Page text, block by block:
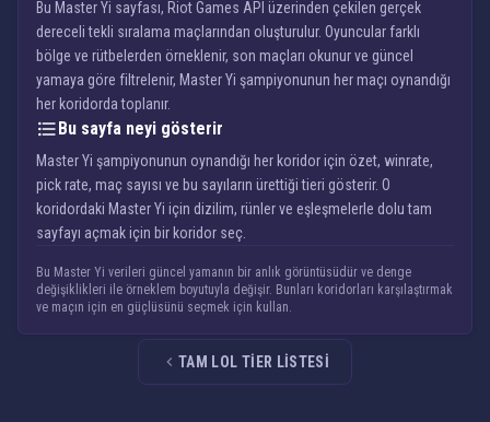
Bu Master Yi sayfası, Riot Games API üzerinden çekilen gerçek
dereceli tekli sıralama maçlarından oluşturulur. Oyuncular farklı
bölge ve rütbelerden örneklenir, son maçları okunur ve güncel
yamaya göre filtrelenir, Master Yi şampiyonunun her maçı oynandığı
her koridorda toplanır.
Bu sayfa neyi gösterir
Master Yi şampiyonunun oynandığı her koridor için özet, winrate,
pick rate, maç sayısı ve bu sayıların ürettiği tieri gösterir. O
koridordaki Master Yi için dizilim, rünler ve eşleşmelerle dolu tam
sayfayı açmak için bir koridor seç.
Bu Master Yi verileri güncel yamanın bir anlık görüntüsüdür ve denge
değişiklikleri ile örneklem boyutuyla değişir. Bunları koridorları karşılaştırmak
ve maçın için en güçlüsünü seçmek için kullan.
TAM LOL TIER LISTESI